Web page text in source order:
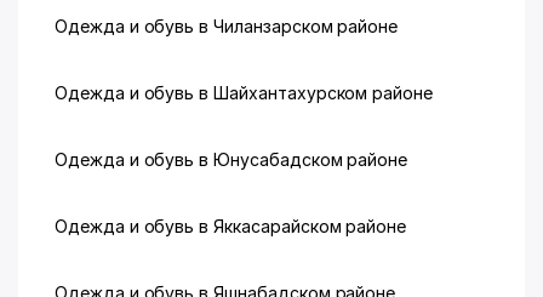
Одежда и обувь в Чиланзарском районе
Одежда и обувь в Шайхантахурском районе
Одежда и обувь в Юнусабадском районе
Одежда и обувь в Яккасарайском районе
Одежда и обувь в Яшнабадском районе